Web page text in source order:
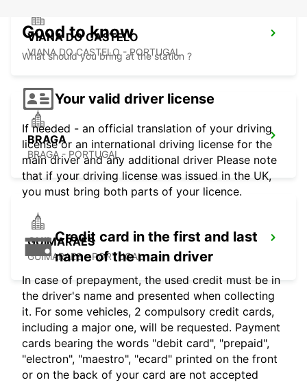
VIANA DO CASTELO
VIANA DO CASTELO - PORTUGAL
BRAGA
BRAGA - PORTUGAL
GUIMARAES
GUIMARAES - PORTUGAL
Good to know
What should you bring at the station ?
Your valid driver license
If needed - an official translation of your driving
license or an international driving license for the
main driver and any additional driver Please note
that if your driving license was issued in the UK,
you must bring both parts of your licence.
Credit card in the first and last
name of the main driver
In case of prepayment, the used credit must be in
the driver's name and presented when collecting
it. For some vehicles, 2 compulsory credit cards,
including a major one, will be requested. Payment
cards bearing the words "debit card", "prepaid",
"electron", "maestro", "ecard" printed on the front
or on the back of your card are not accepted